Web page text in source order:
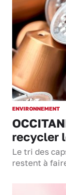
ENVIRONNEMENT
recycler
Le tri des
restent à